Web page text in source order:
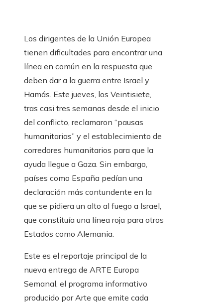
Los dirigentes de la Unión Europea
tienen dificultades para encontrar una
línea en común en la respuesta que
deben dar a la guerra entre Israel y
Hamás. Este jueves, los Veintisiete,
tras casi tres semanas desde el inicio
del conflicto, reclamaron “pausas
humanitarias” y el establecimiento de
corredores humanitarios para que la
ayuda llegue a Gaza. Sin embargo,
países como España pedían una
declaración más contundente en la
que se pidiera un alto al fuego a Israel,
que constituía una línea roja para otros
Estados como Alemania.
Este es el reportaje principal de la
nueva entrega de ARTE Europa
Semanal, el programa informativo
producido por Arte que emite cada